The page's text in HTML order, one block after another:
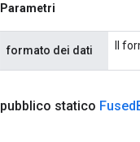
Parametri
formato dei dati Il
pubblico statico Fused